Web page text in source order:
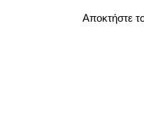
Αποκτήστε